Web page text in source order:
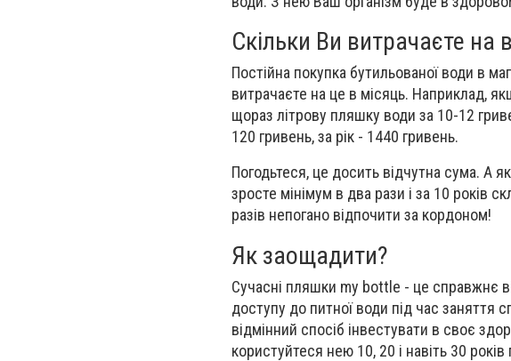
Скільки Ви витрачаєте на
Постійна покупка бутильованої води в
витрачаєте на це в місяць. Наприклад,
щораз літрову пляшку води за 10-12
120 гривень, за рік - 1440 гривень.
Погодьтеся, це досить відчутна сума. А
зросте мінімум в два рази і за 10 років
разів непогано відпочити за кордоном!
Як заощадити?
Сучасні пляшки my bottle - це справжнє
доступу до питної води під час заняття
відмінний спосіб інвестувати в своє
користуйтеся нею 10, 20 і навіть 30